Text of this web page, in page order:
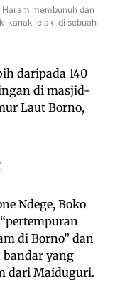
membunuh dan
kanak lelaki di sebuah
daripada 140
di masjid-
Laut Borno,
Ndege, Boko
di Borno” dan
bandar yang
dari Maiduguri.